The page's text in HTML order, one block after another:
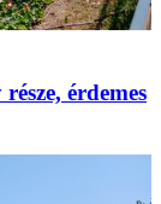
érdemes